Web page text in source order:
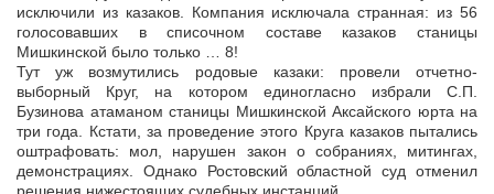
исключили из казаков. Компания исключала странная: из 56
голосовавших в списочном составе казаков станицы
Мишкинской было только … 8!
Тут уж возмутились родовые казаки: провели отчетно-
выборный Круг, на котором единогласно избрали С.П.
Бузинова атаманом станицы Мишкинской Аксайского юрта на
три года. Кстати, за проведение этого Круга казаков пытались
оштрафовать: мол, нарушен закон о собраниях, митингах,
демонстрациях. Однако Ростовский областной суд отменил